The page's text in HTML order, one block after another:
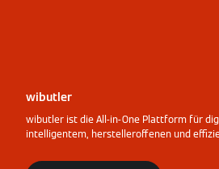
wibutler
wibutler ist die All-in-One Plattform für
intelligentem, herstelleroffenen und